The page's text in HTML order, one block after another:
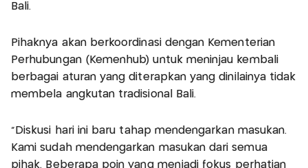
Bali.
Pihaknya akan berkoordinasi dengan Kementerian
Perhubungan (Kemenhub) untuk meninjau kembali
berbagai aturan yang diterapkan yang dinilainya tidak
membela angkutan tradisional Bali.
"Diskusi hari ini baru tahap mendengarkan masukan.
Kami sudah mendengarkan masukan dari semua
pihak. Beberapa poin yang menjadi fokus perhatian